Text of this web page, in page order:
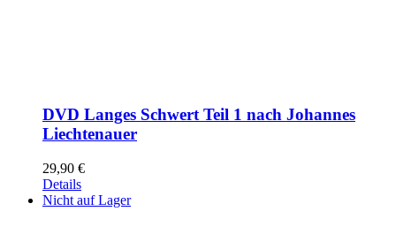
DVD Langes Schwert Teil 1 nach Johannes
Liechtenauer
29,90 €
Details
Nicht auf Lager